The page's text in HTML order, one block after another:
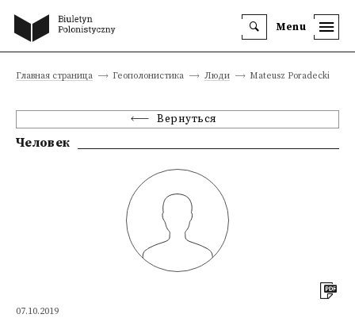
Menu
Главная страница Геополонистика Люди Mateusz Poradecki
Вернуться
Человек
07.10.2019